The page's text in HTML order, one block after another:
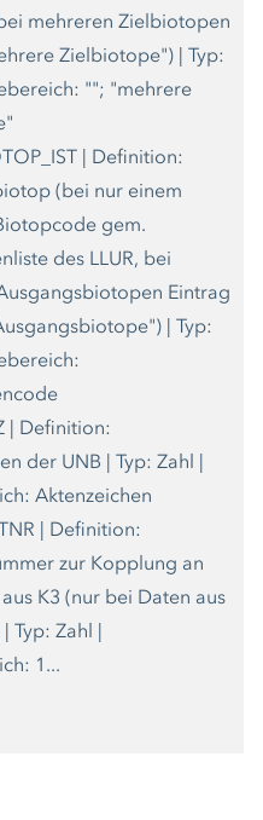
mehreren Zielbiotopen
Zielbiotope") | Typ:
""; "mehrere
| Definition:
(bei nur einem
gem.
des LLUR, bei
Eintrag
| Typ:
| Definition:
der UNB | Typ: Zahl |
Aktenzeichen
| Definition:
zur Kopplung an
K3 (nur bei Daten aus
Typ: Zahl |
1...